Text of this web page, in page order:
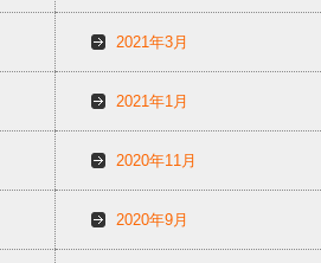
2021年3月
2021年1月
2020年11月
2020年9月